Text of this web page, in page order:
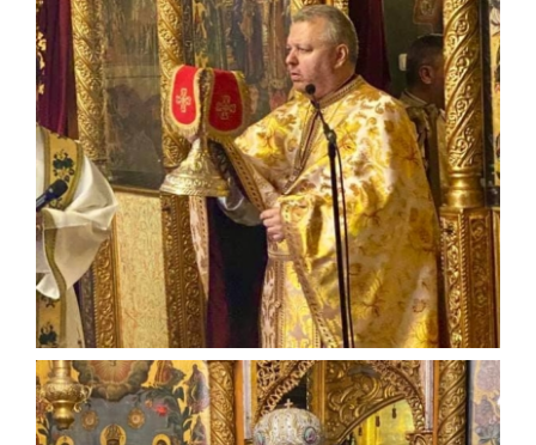
PICTURA BISERICII
PROGRAM
CORALA ACADEMICA
CONTACT